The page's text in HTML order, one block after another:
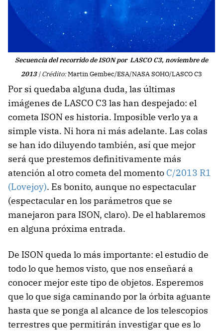
Secuencia del recorrido de ISON por LASCO C3, noviembre de
2013|Crédito:Martin Gembec/ESA/NASA SOHO/LASCO C3
Por si quedaba alguna duda, las últimas
imágenes de LASCO C3 las han despejado: el
cometa ISON es historia. Imposible verlo ya a
simple vista. Ni hora ni más adelante. Las colas
se han ido diluyendo también, así que mejor
será que prestemos definitivamente más
atención al otro cometa del momento C/2013 R1
(Lovejoy). Es bonito, aunque no espectacular
(espectacular en los parámetros que se
manejaron para ISON, claro). De el hablaremos
en alguna próxima entrada.
De ISON queda lo más importante: el estudio de
todo lo que hemos visto, que nos enseñará a
conocer mejor este tipo de objetos. Esperemos
que lo que siga caminando por la órbita aguante
hasta que se ponga al alcance de los telescopios
terrestres que permitirán investigar que es lo